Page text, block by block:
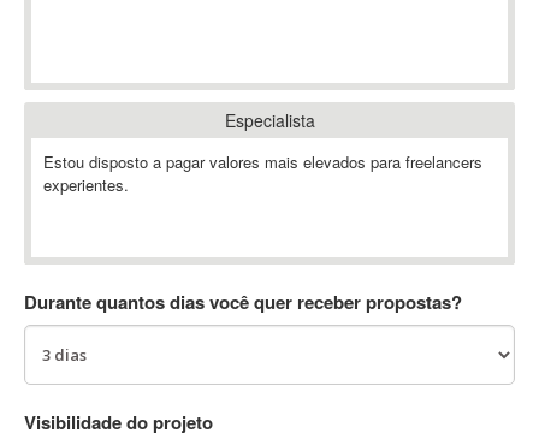
Ableton Live
Abstract
Abstract Window Toolkit (AWT)
AC Drives
ACARS
AccountMate
Especialista
Estou disposto a pagar valores mais elevados para freelancers
experientes.
Durante quantos dias você quer receber propostas?
Visibilidade do projeto